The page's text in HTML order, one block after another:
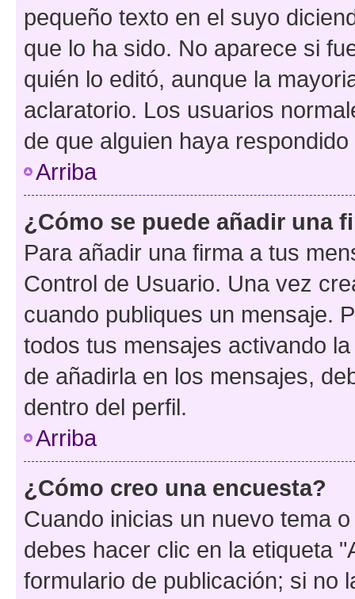
pequeño texto en el suyo
que lo ha sido. No aparece si
quién lo editó, aunque la
aclaratorio. Los usuarios
de que alguien haya
Arriba
¿Cómo se puede añadir una
Para añadir una firma a tus
Control de Usuario. Una vez
cuando publiques un mensaje.
todos tus mensajes activando
de añadirla en los mensajes,
dentro del perfil.
Arriba
¿Cómo creo una encuesta?
Cuando inicias un nuevo tema
debes hacer clic en la etiqueta
formulario de publicación; si no